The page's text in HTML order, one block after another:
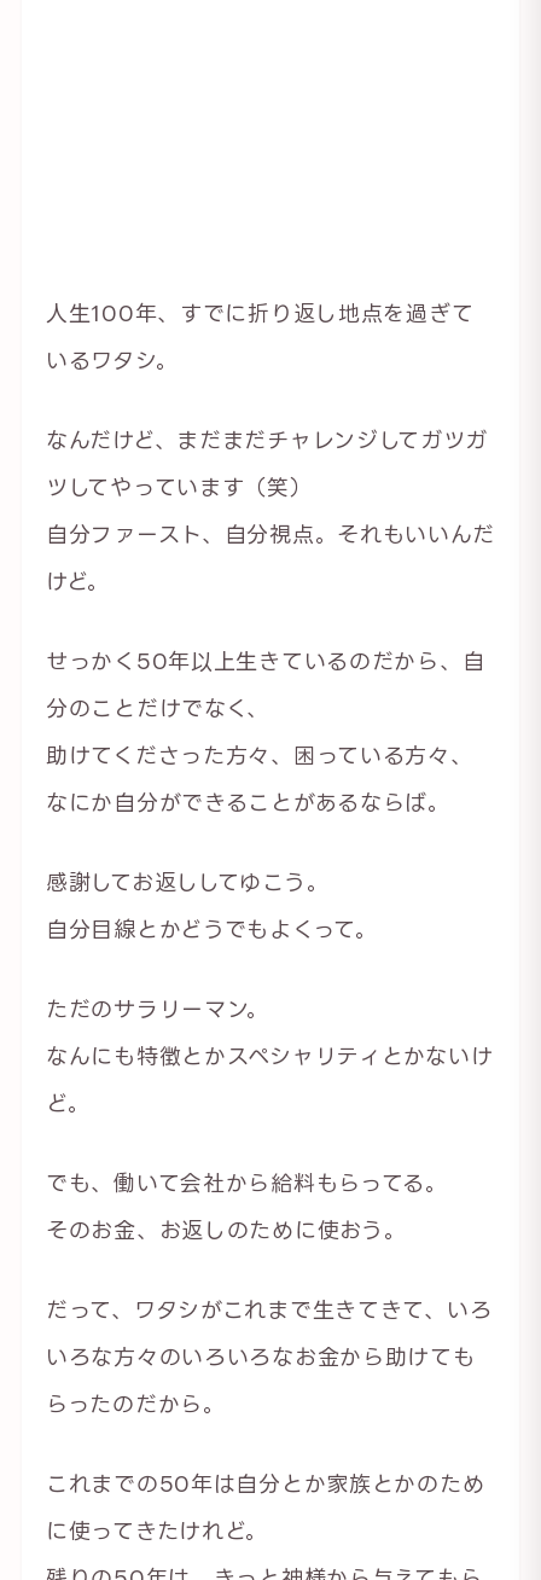
人生100年、すでに折り返し地点を過ぎて
いるワタシ。
なんだけど、まだまだチャレンジしてガツガ
ツしてやっています（笑）
自分ファースト、自分視点。それもいいんだ
けど。
せっかく50年以上生きているのだから、自
分のことだけでなく、
助けてくださった方々、困っている方々、
なにか自分ができることがあるならば。
感謝してお返ししてゆこう。
自分目線とかどうでもよくって。
ただのサラリーマン。
なんにも特徴とかスペシャリティとかないけ
ど。
でも、働いて会社から給料もらってる。
そのお金、お返しのために使おう。
だって、ワタシがこれまで生きてきて、いろ
いろな方々のいろいろなお金から助けても
らったのだから。
これまでの50年は自分とか家族とかのため
に使ってきたけれど。